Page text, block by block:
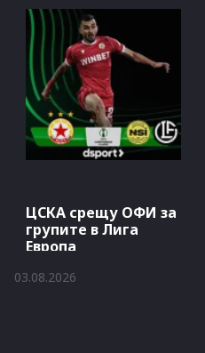
ЦСКА срещу ОФИ за
групите в Лига
Европа
03.08.2026